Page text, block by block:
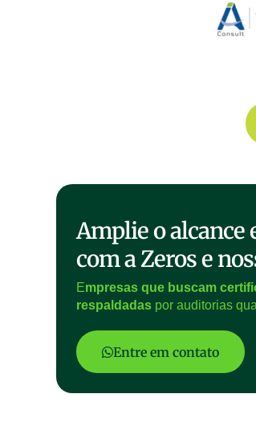
Amplie o alcance
com a Zeros e
Empresas que buscam
respaldadas por auditorias
Entre em contato